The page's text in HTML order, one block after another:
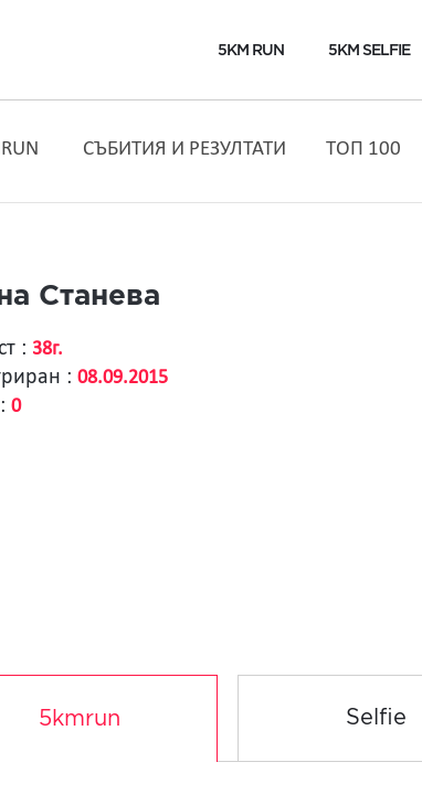
5KM RUN 5KM SELFIE
СЪБИТИЯ И РЕЗУЛТАТИ ТОП 100
Станева
: 38г.
: 08.09.2015
0
5kmrun Selfie